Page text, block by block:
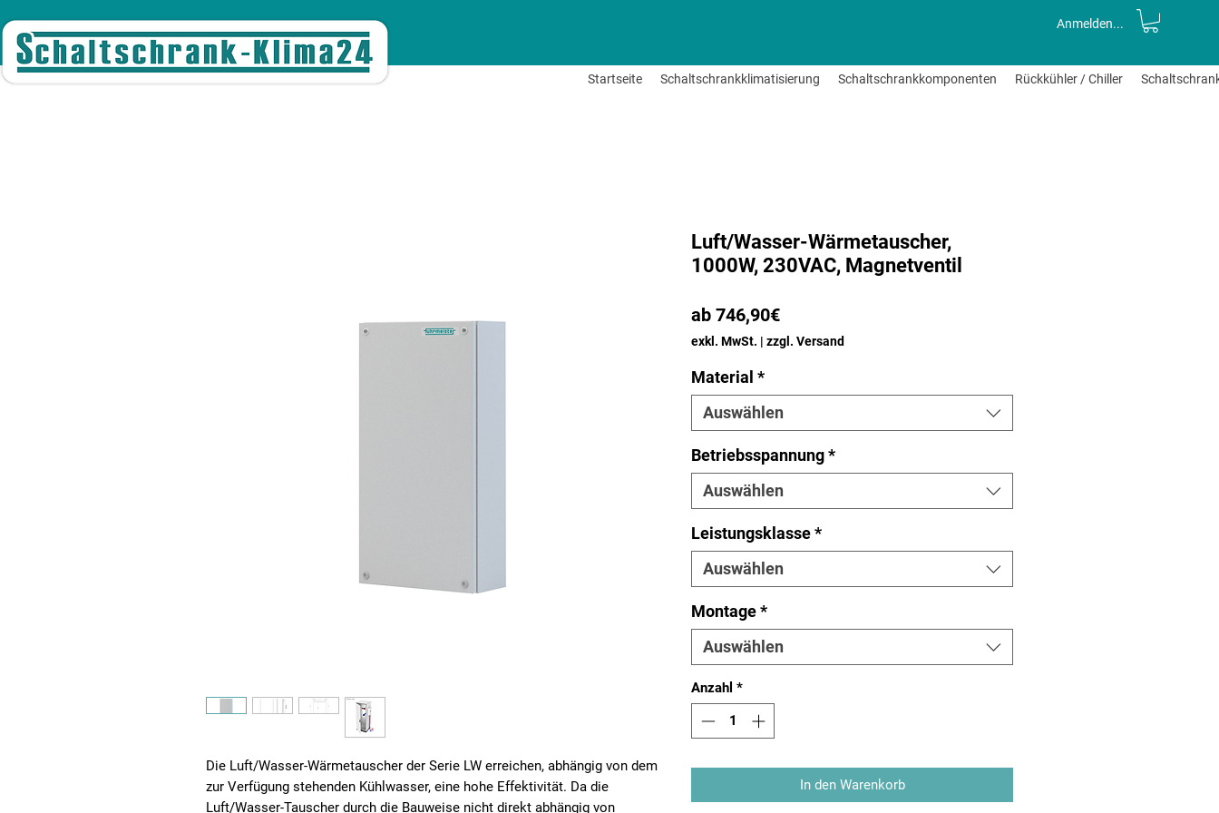
Anmelden...
Startseite Schaltschrankklimatisierung Schaltschrankkomponenten Rückkühler / Chiller
Die Luft/Wasser-Wärmetauscher der Serie LW erreichen, abhängig von dem
zur Verfügung stehenden Kühlwasser, eine hohe Effektivität. Da die
Luft/Wasser-Tauscher durch die Bauweise nicht direkt abhängig von
Luft/Wasser-Wärmetauscher,
1000W, 230VAC, Magnetventil
ab 746,90€Sale-
Preis
exkl. MwSt. | zzgl. Versand
Material *
Auswählen
Betriebsspannung*
Auswählen
Leistungsklasse*
Auswählen
Montage*
Auswählen
Anzahl *
In den Warenkorb